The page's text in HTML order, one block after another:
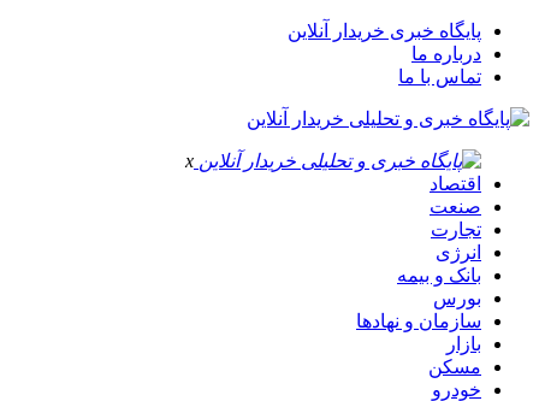
پایگاه خبری خریدار آنلاین
درباره ما
تماس با ما
x
اقتصاد
صنعت
تجارت
انرژی
بانک و بیمه
بورس
سازمان و نهادها
بازار
مسکن
خودرو